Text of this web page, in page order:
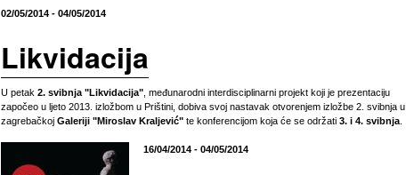
02/05/2014 - 04/05/2014
Likvidacija
U petak 2. svibnja "Likvidacija" , međunarodni interdisciplinarni projekt koji je prezentaciju
započeo u ljeto 2013. izložbom u Prištini, dobiva svoj nastavak otvorenjem izložbe 2. svibnja u
zagrebačkoj Galeriji "Miroslav Kraljević" te konferencijom koja će se održati 3. i 4. svibnja
16/04/2014 - 04/05/2014